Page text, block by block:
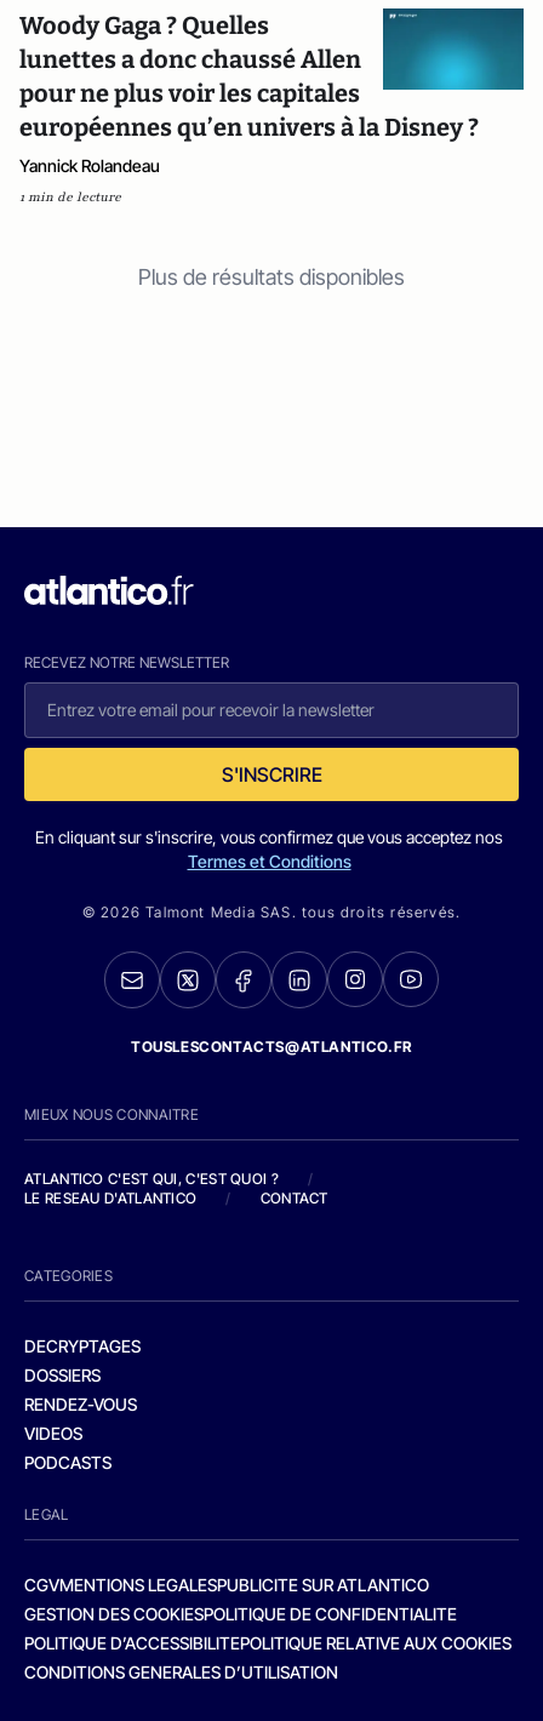
Woody Gaga ? Quelles
lunettes a donc chaussé Allen
pour ne plus voir les capitales
européennes qu’en univers à la Disney ?
Yannick Rolandeau
1 min de lecture
Plus de résultats disponibles
RECEVEZ NOTRE NEWSLETTER
S'INSCRIRE
En cliquant sur s'inscrire, vous confirmez que vous acceptez nos
Termes et Conditions
© 2026 Talmont Media SAS. tous droits réservés.
TOUSLESCONTACTS@ATLANTICO.FR
MIEUX NOUS CONNAITRE
ATLANTICO C'EST QUI, C'EST QUOI ?
/
LE RESEAU D'ATLANTICO
/ CONTACT
CATEGORIES
DECRYPTAGES
DOSSIERS
RENDEZ-VOUS
VIDEOS
PODCASTS
LEGAL
CGVMENTIONS LEGALESPUBLICITE SUR ATLANTICO
GESTION DES COOKIESPOLITIQUE DE CONFIDENTIALITE
POLITIQUE D’ACCESSIBILITEPOLITIQUE RELATIVE AUX COOKIES
CONDITIONS GENERALES D’UTILISATION